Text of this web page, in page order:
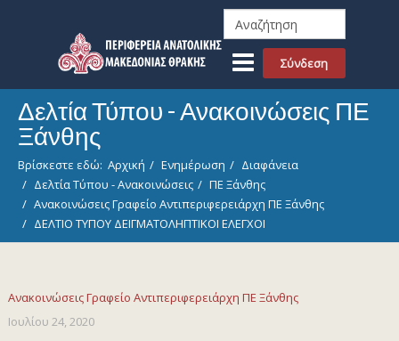
Σύνδεση
Δελτία Τύπου - Ανακοινώσεις ΠΕ
Ξάνθης
Βρίσκεστε εδώ: Αρχική Ενημέρωση
Διαφάνεια
Δελτία Τύπου - Ανακοινώσεις
ΠΕ Ξάνθης
Ανακοινώσεις Γραφείο Αντιπεριφερειάρχη ΠΕ Ξάνθης
ΔΕΛΤΙΟ ΤΥΠΟΥ ΔΕΙΓΜΑΤΟΛΗΠΤΙΚΟΙ ΕΛΕΓΧΟΙ
Ανακοινώσεις Γραφείο Αντιπεριφερειάρχη ΠΕ Ξάνθης
Ιουλίου 24, 2020